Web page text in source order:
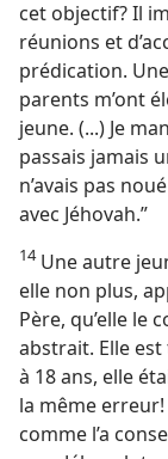
cet objectif? Il
réunions et
prédication.
parents m’ont
jeune. (...) Je
passais jamais
n’avais pas
avec Jéhovah.”
14Une autre
elle non plus,
Père, qu’elle le
abstrait. Elle
à 18 ans, elle
la même erreur!
comme l’a